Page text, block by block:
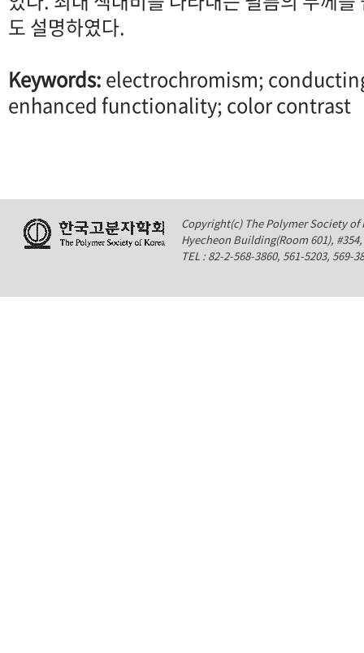
도 설명하였다.
Keywords:electrochromism;
enhanced functionality; color contrast
Copyright(c) The Polymer Society of
Hyecheon Building(Room 601),
TEL : 82-2-568-3860, 561-5203,